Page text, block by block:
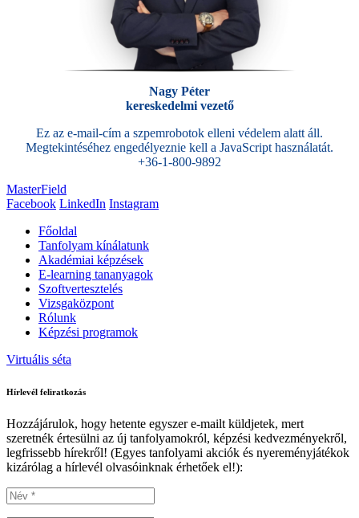
Nagy Péter
kereskedelmi vezető
Ez az e-mail-cím a szpemrobotok elleni védelem alatt áll.
Megtekintéséhez engedélyeznie kell a JavaScript használatát.
+36-1-800-9892
MasterField
Facebook LinkedIn Instagram
Főoldal
Tanfolyam kínálatunk
Akadémiai képzések
E-learning tananyagok
Szoftvertesztelés
Vizsgaközpont
Rólunk
Képzési programok
Virtuális séta
Hírlevél feliratkozás
Hozzájárulok, hogy hetente egyszer e-mailt küldjetek, mert
szeretnék értesülni az új tanfolyamokról, képzési kedvezményekről,
legfrissebb hírekről! (Egyes tanfolyami akciók és nyereményjátékok
kizárólag a hírlevél olvasóinknak érhetőek el!):